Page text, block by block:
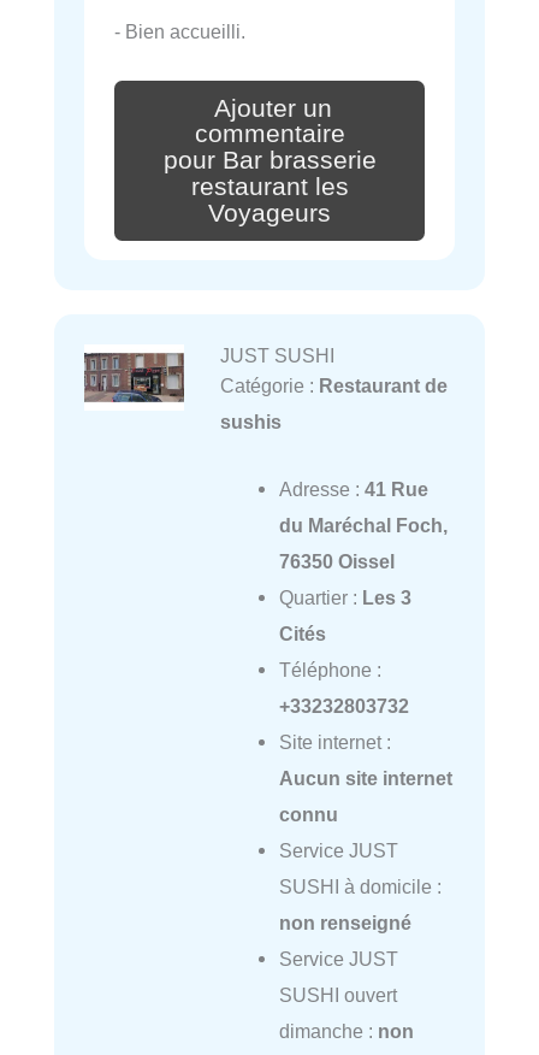
- Bien accueilli.
Ajouter un
commentaire
pour Bar brasserie
restaurant les
Voyageurs
JUST SUSHI
Catégorie : Restaurant de
sushis
Adresse : 41 Rue
du Maréchal Foch,
76350 Oissel
Quartier : Les 3
Cités
Téléphone :
+33232803732
Site internet :
Aucun site internet
connu
Service JUST
SUSHI à domicile :
non renseigné
Service JUST
SUSHI ouvert
dimanche : non